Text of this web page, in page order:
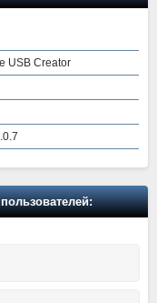
USB Creator